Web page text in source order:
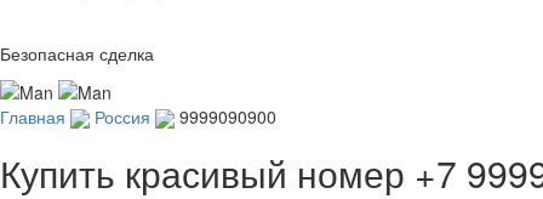
Безопасная сделка
Главная Россия 9999090900
Купить красивый номер +7